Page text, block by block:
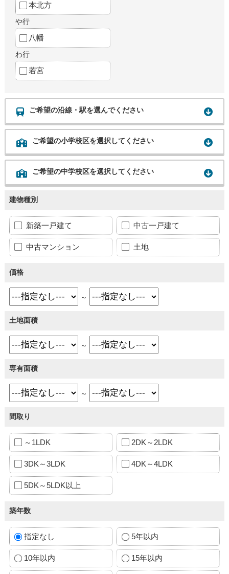
本北方
や行
八幡
わ行
若宮
ご希望の沿線・駅を選んでください
ご希望の小学校区を選択してください
ご希望の中学校区を選択してください
建物種別
新築一戸建て 中古一戸建て
中古マンション 土地
価格
～
土地面積
～
専有面積
～
間取り
～1LDK 2DK～2LDK
3DK～3LDK 4DK～4LDK
5DK～5LDK以上
築年数
指定なし 5年以内
10年以内 15年以内